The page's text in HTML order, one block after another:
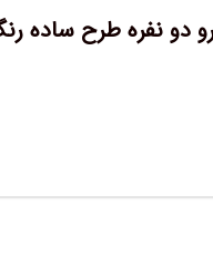
دو نفره طرح ساده